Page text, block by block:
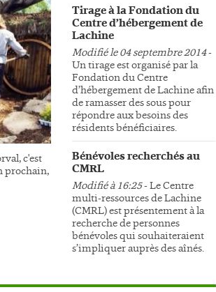
c'est
prochain,
Tirage à la Fondation du
Centre d’hébergement de
Lachine
Modifié le 04 septembre 2014-
Un tirage est organisé par la
Fondation du Centre
d’hébergement de Lachine afin
de ramasser des sous pour
répondre aux besoins des
résidents bénéficiaires.
Bénévoles recherchés au
CMRL
Modifié à 16:25- Le Centre
multi-ressources de Lachine
(CMRL) est présentement à la
recherche de personnes
bénévoles qui souhaiteraient
s’impliquer auprès des aînés.